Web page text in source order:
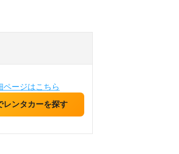
ページはこちら
レンタカーを探す